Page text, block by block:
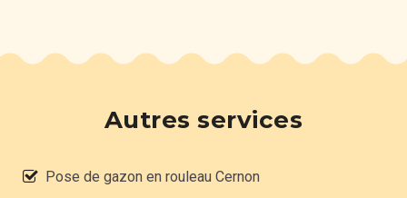
Autres services
Pose de gazon en rouleau Cernon